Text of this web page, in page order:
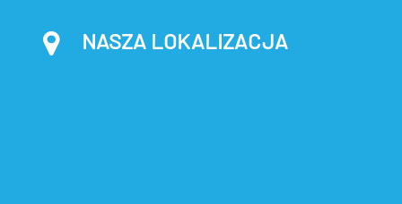
NASZA LOKALIZACJA